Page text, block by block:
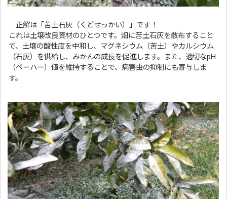
正解は「苦土石灰（くどせっかい）」です！
これは土壌改良資材のひとつです。畑に苦土石灰を散布すること
で、土壌の酸性度を中和し、マグネシウム（苦土）やカルシウム
（石灰）を供給し、みかんの成長を促進します。また、適切なpH
（ペーハー）値を維持することで、病害虫の抑制にも寄与しま
す。